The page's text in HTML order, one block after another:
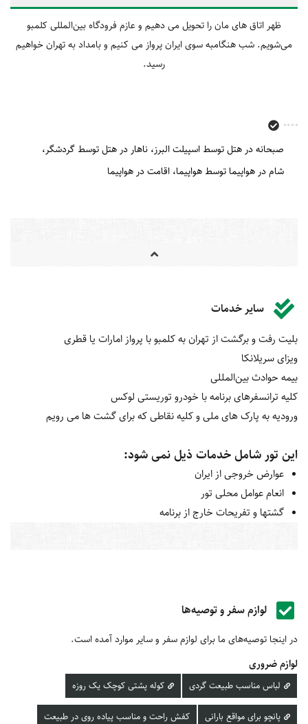
ظهر اتاق های مان را تحویل می دهیم و عازم فرودگاه بین‌المللی کلمبو
می‌شویم. شب هنگامبه سوی ایران پرواز می کنیم و بامداد به تهران خواهیم
رسید.
صبحانه در هتل توسط اسپیلت البرز ناهار در هتل توسط گردشگر
شام در هواپیما توسط هواپیما اقامت در هواپیما
سایر خدمات
بلیت رفت و برگشت از تهران به کلمبو با پرواز امارات یا قطری
ویزای سریلانکا
بیمه‌ حوادث بین‌المللی
کلیه ترانسفرهای برنامه با خودرو توریستی لوکس
ورودیه به پارک های ملی و کلیه نقاطی که برای گشت ها می رویم
این تور شامل خدمات ذیل نمی شود:
عوارض خروجی از ایران
انعام عوامل محلی تور
گشت‎ها و تفریحات خارج از برنامه
لوازم سفر و توصیه‌ها
در اینجا توصیه‌های ما برای لوازم سفر و سایر موارد آمده است.
لوازم ضروری
لباس مناسب طبیعت گردی کوله پشتی کوچک یک روزه
پانچو برای مواقع بارانی کفش راحت و مناسب پیاده روی در طبیعت